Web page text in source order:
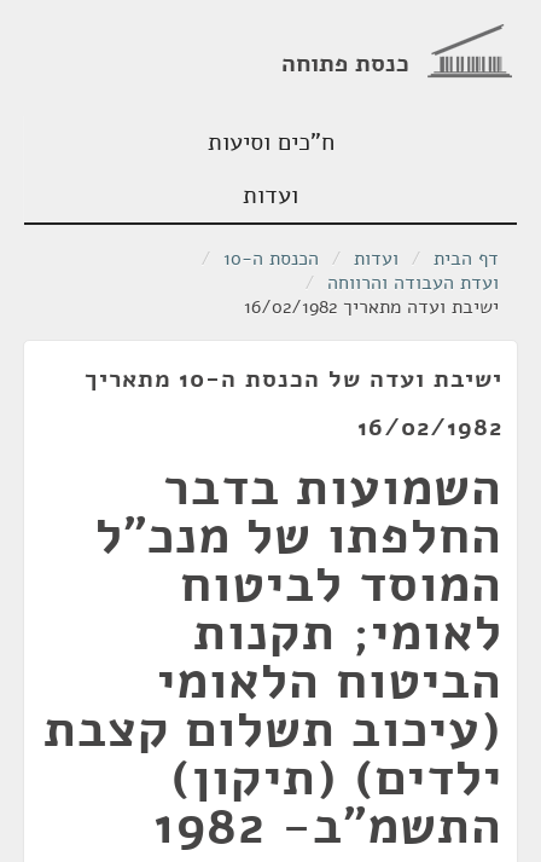
כנסת פתוחה
ח"כים וסיעות
ועדות
דף הבית / ועדות / הכנסת ה-10
/
ועדת העבודה והרווחה /
ישיבת ועדה מתאריך 16/02/1982
ישיבת ועדה של הכנסת ה-10 מתאריך
16/02/1982
השמועות בדבר
החלפתו של מנכ"ל
המוסד לביטוח
לאומי; תקנות
הביטוח הלאומי
(עיכוב תשלום קצבת
ילדים) (תיקון)
התשמ"ב- 1982